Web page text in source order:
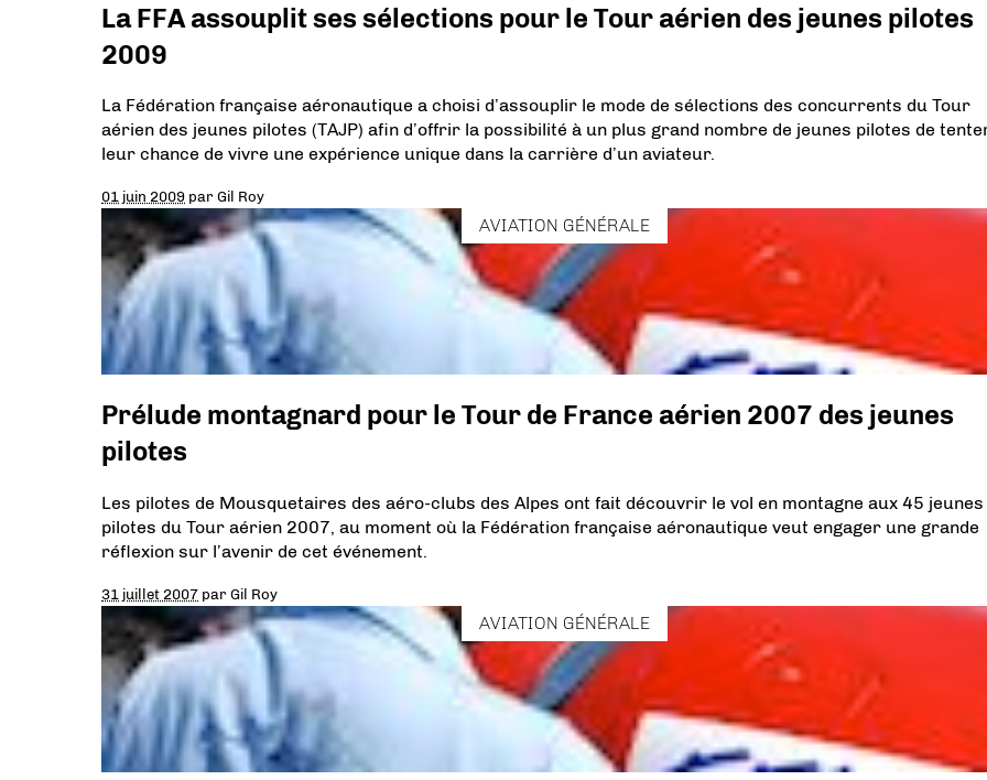
La FFA assouplit ses sélections pour le Tour aérien des jeunes pilotes
2009
La Fédération française aéronautique a choisi d’assouplir le mode de sélections des concurrents du Tour
aérien des jeunes pilotes (TAJP) afin d’offrir la possibilité à un plus grand nombre de jeunes pilotes de
leur chance de vivre une expérience unique dans la carrière d’un aviateur.
01 juin 2009 parGil Roy
AVIATION GÉNÉRALE
Prélude montagnard pour le Tour de France aérien 2007 des jeunes
pilotes
Les pilotes de Mousquetaires des aéro-clubs des Alpes ont fait découvrir le vol en montagne aux 45 jeunes
pilotes du Tour aérien 2007, au moment où la Fédération française aéronautique veut engager une grande
réflexion sur l’avenir de cet événement.
31 juillet 2007 parGil Roy
AVIATION GÉNÉRALE